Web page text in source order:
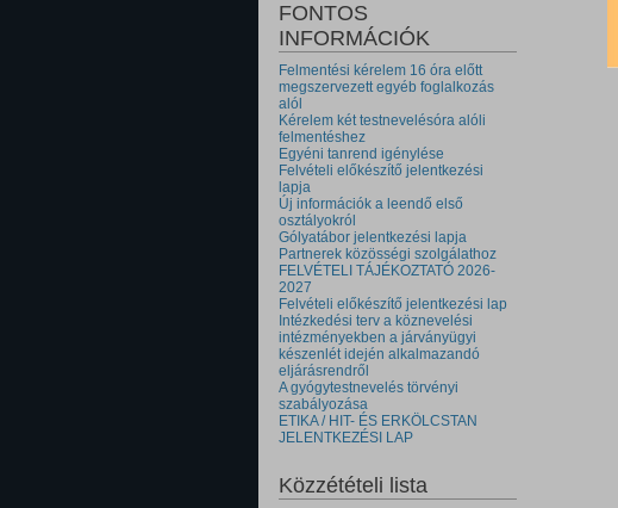
FONTOS
INFORMÁCIÓK
Felmentési kérelem 16 óra előtt
megszervezett egyéb foglalkozás
alól
Kérelem két testnevelésóra alóli
felmentéshez
Egyéni tanrend igénylése
Felvételi előkészítő jelentkezési
lapja
Új információk a leendő első
osztályokról
Gólyatábor jelentkezési lapja
Partnerek közösségi szolgálathoz
FELVÉTELI TÁJÉKOZTATÓ 2026-
2027
Felvételi előkészítő jelentkezési lap
Intézkedési terv a köznevelési
intézményekben a járványügyi
készenlét idején alkalmazandó
eljárásrendről
A gyógytestnevelés törvényi
szabályozása
ETIKA / HIT- ÉS ERKÖLCSTAN
JELENTKEZÉSI LAP
Közzétételi lista